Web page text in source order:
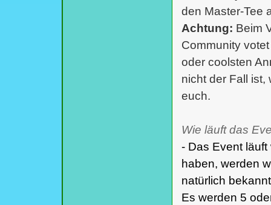
den Master-Tee
Achtung: Beim
Community
oder coolsten
nicht der Fall ist,
euch.
Wie läuft das
- Das Event
haben, werden
natürlich
Es werden 5